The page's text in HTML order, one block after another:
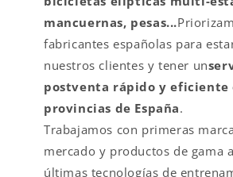
mancuernas, pesas...
fabricantes españolas para
nuestros clientes y tener un
postventa rápido y eficiente
provincias de España.
Trabajamos con primeras
mercado y productos de gama
últimas tecnologías de